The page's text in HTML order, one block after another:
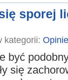
sporej
kategorii: Opinie
być
się